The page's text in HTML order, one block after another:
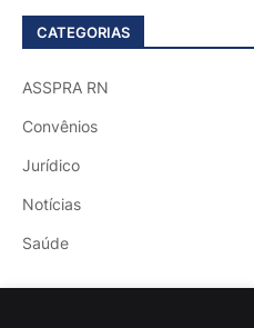
CATEGORIAS
ASSPRA RN
Convênios
Jurídico
Notícias
Saúde